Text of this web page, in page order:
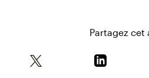
Partagez cet